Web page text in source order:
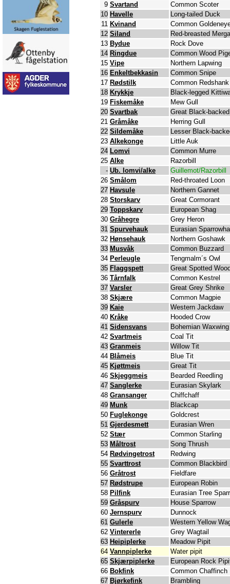
9 Svartand
Common Scoter
10 Havelle
Long-tailed Duck
11 Kvinand
Common
12 Siland
Red-breasted
13 Bydue
Rock Dove
14 Ringdue
Common Wood
15 Vipe
Northern Lapwing
16 Enkeltbekkasin
Common Snipe
17 Rødstilk
Common Redshank
18 Krykkje
Black-legged
19 Fiskemåke
Mew Gull
20 Svartbak
Great Black-
21 Gråmåke
Herring Gull
22 Sildemåke
Lesser Black-
23 Alkekonge
Little Auk
24 Lomvi
Common Murre
25 Alke
Razorbill
- Ub. lomvi/alke
Guillemot/Razorbill
26 Smålom
Red-throated Loon
27 Havsule
Northern Gannet
28 Storskarv
Great Cormorant
29 Toppskarv
European Shag
30 Gråhegre
Grey Heron
31 Spurvehauk
Eurasian
32 Hønsehauk
Northern Goshawk
33 Musvåk
Common Buzzard
34 Perleugle
Tengmalm´s Owl
35 Flaggspett
Great Spotted
36 Tårnfalk
Common Kestrel
37 Varsler
Great Grey Shrike
38 Skjære
Common Magpie
39 Kaie
Western Jackdaw
40 Kråke
Hooded Crow
41 Sidensvans
Bohemian Waxwing
42 Svartmeis
Coal Tit
43 Granmeis
Willow Tit
44 Blåmeis
Blue Tit
45 Kjøttmeis
Great Tit
46 Skjeggmeis
Bearded Reedling
47 Sanglerke
Eurasian Skylark
48 Gransanger
Chiffchaff
49 Munk
Blackcap
50 Fuglekonge
Goldcrest
51 Gjerdesmett
Eurasian Wren
52 Stær
Common Starling
53 Måltrost
Song Thrush
54 Rødvingetrost
Redwing
55 Svarttrost
Common Blackbird
56 Gråtrost
Fieldfare
57 Rødstrupe
European Robin
58 Pilfink
Eurasian Tree
59 Gråspurv
House Sparrow
60 Jernspurv
Dunnock
61 Gulerle
Western Yellow
62 Vintererle
Grey Wagtail
63 Heipiplerke
Meadow Pipit
64 Vannpiplerke
Water pipit
65 Skjærpiplerke
European Rock
66 Bokfink
Common Chaffinch
67 Bjørkefink Brambling